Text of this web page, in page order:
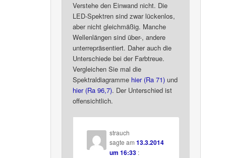
Verstehe den Einwand nicht. Die
LED-Spektren sind zwar lückenlos,
aber nicht gleichmäßig. Manche
Wellenlängen sind über-, andere
unterrepräsentiert. Daher auch die
Unterschiede bei der Farbtreue.
Vergleichen Sie mal die
Spektraldiagramme hier (Ra 71) und
hier (Ra 96,7). Der Unterschied ist
offensichtlich.
strauch
sagte am 13.3.2014
um 16:33 :